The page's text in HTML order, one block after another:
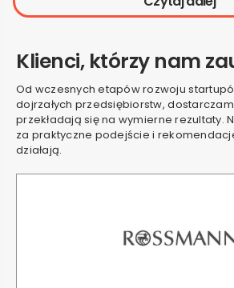
Klienci, którzy nam
Od wczesnych etapów rozwoju
dojrzałych przedsiębiorstw,
przekładają się na wymierne rezultaty.
za praktyczne podejście i
działają.